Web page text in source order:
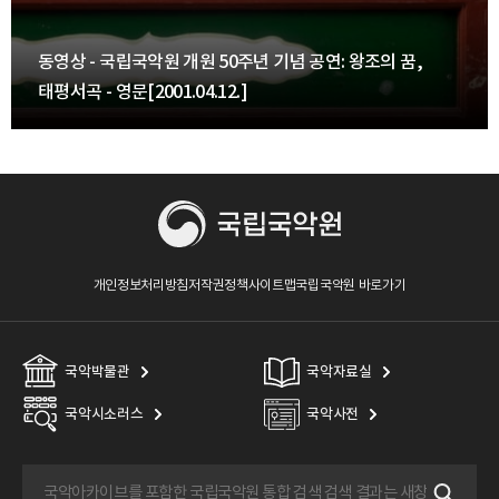
동영상 - 국립국악원 개원 50주년 기념 공연: 왕조의 꿈,
태평서곡 - 영문[2001.04.12.]
개인정보처리방침저작권정책사이트맵국립국악원 바로가기
국악박물관 국악자료실
국악시소러스 국악사전